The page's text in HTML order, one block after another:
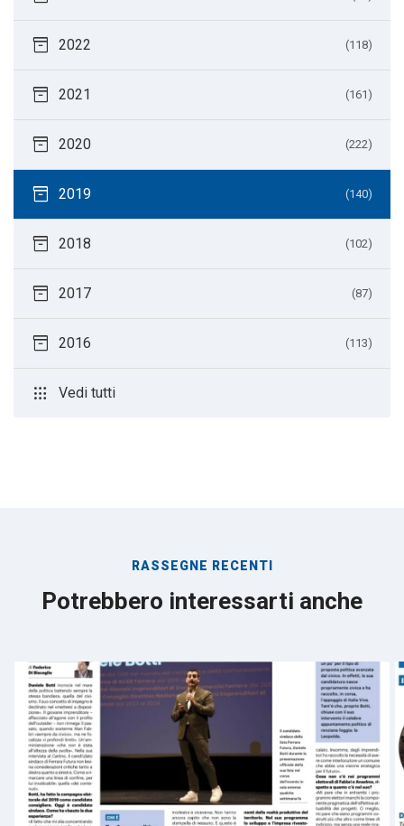
inventory_2 2022 (118)
inventory_2 2021 (161)
inventory_2 2020 (222)
inventory_2 2019 (140)
inventory_2 2018 (102)
inventory_2 2017 (87)
inventory_2 2016 (113)
apps Vedi tutti
RASSEGNE RECENTI
Potrebbero interessarti anche